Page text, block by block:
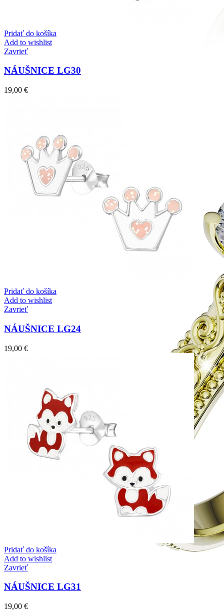
Zásnubné prstne z kolekcie Mistique Love.
Pridať do košíka
Add to wishlist
Zavrieť
NÁUŠNICE LG30
19,00 €
Pridať do košíka
Add to wishlist
Zavrieť
NÁUŠNICE LG24
19,00 €
Pridať do košíka
Add to wishlist
Zavrieť
NÁUŠNICE LG31
19,00 €